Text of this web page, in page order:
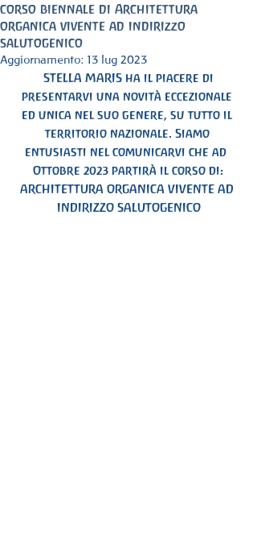
corso biennale di Architettura
organica vivente ad indirizzo
salutogenico
Aggiornamento: 13 lug 2023
presentarvi una novità eccezionale
ed unica nel suo genere, su tutto il
territorio nazionale. Siamo
entusiasti nel comunicarvi che ad
Ottobre 2023 partirà il corso di:
ARCHITETTURA ORGANICA VIVENTE AD
INDIRIZZO SALUTOGENICO